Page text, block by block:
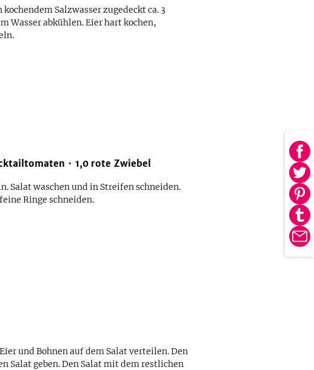
E-
Salzwasser zugedeckt ca. 3
Wasser abkühlen. Eier hart kochen,
1,0 rote Zwiebel
Salat waschen und in Streifen schneiden.
Ringe schneiden.
und Bohnen auf dem Salat verteilen. Den
Salat geben. Den Salat mit dem restlichen